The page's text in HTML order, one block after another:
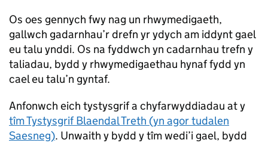
Os oes gennych fwy nag un rhwymedigaeth,
gallwch gadarnhau’r drefn yr ydych am iddynt gael
eu talu ynddi. Os na fyddwch yn cadarnhau trefn y
taliadau, bydd y rhwymedigaethau hynaf fydd yn
cael eu talu’n gyntaf.
Anfonwch eich tystysgrif a chyfarwyddiadau at y
tîm Tystysgrif Blaendal Treth (yn agor tudalen
Saesneg). Unwaith y bydd y tîm wedi’i gael, bydd